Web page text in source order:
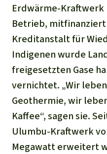
Erdwärme-Kraftwerk
Betrieb,
Kreditanstalt für
Indigenen wurde
freigesetzten Gase
vernichtet. „Wir
Geothermie, wir
Kaffee“, sagen sie.
Ulumbu-Kraftwerk
Megawatt erweitert